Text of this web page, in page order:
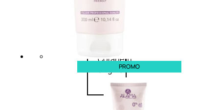
speciali
Solvente
Trattamenti
Cofanetti
unghiePROMO